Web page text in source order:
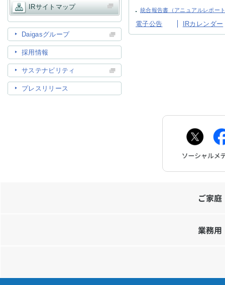
お問
統合報告書（アニュアルレポー
電子公告 IRカレンダー
IRサイトマップ
Daigasグループ
採用情報
サステナビリティ
プレスリリース
ご家
業務用